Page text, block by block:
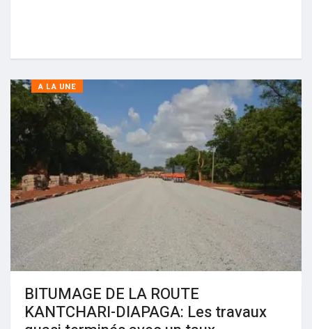
A LA UNE
BITUMAGE DE LA ROUTE
KANTCHARI-DIAPAGA: Les travaux